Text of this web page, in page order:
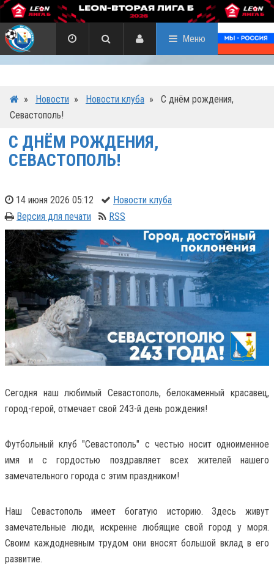
Меню
» Новости » Новости клуба »
С днём рождения,
Севастополь!
С ДНЁМ РОЖДЕНИЯ,
СЕВАСТОПОЛЬ!
14 июня 2026 05:12
Новости клуба
Версия для печати
RSS
Сегодня наш любимый Севастополь, белокаменный красавец,
город-герой, отмечает свой 243-й день рождения!
Футбольный клуб "Севастополь" с честью носит одноименное
имя и с гордостью поздравляет всех жителей нашего
замечательного города с этим праздником!
Наш Севастополь имеет богатую историю. Здесь живут
замечательные люди, искренне любящие свой город у моря.
Своим каждодневным трудом они вносят большой вклад в его
развитие.